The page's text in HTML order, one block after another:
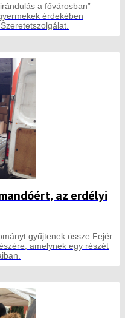
a fővárosban”
érdekében
az erdélyi
gyűjtenek össze Fejér
amelynek egy részét